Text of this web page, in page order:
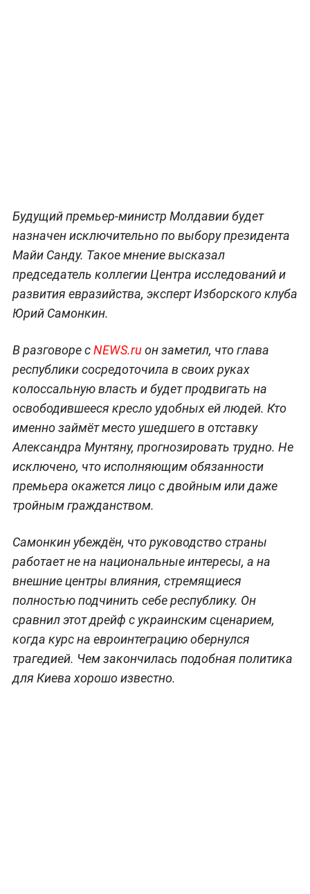
Будущий премьер-министр Молдавии будет
назначен исключительно по выбору президента
Майи Санду. Такое мнение высказал
председатель коллегии Центра исследований и
развития евразийства, эксперт Изборского клуба
Юрий Самонкин.
В разговоре сNEWS.ruон заметил, что глава
республики сосредоточила в своих руках
колоссальную власть и будет продвигать на
освободившееся кресло удобных ей людей. Кто
именно займёт место ушедшего в отставку
Александра Мунтяну, прогнозировать трудно. Не
исключено, что исполняющим обязанности
премьера окажется лицо с двойным или даже
тройным гражданством.
Самонкин убеждён, что руководство страны
работает не на национальные интересы, а на
внешние центры влияния, стремящиеся
полностью подчинить себе республику. Он
сравнил этот дрейф с украинским сценарием,
когда курс на евроинтеграцию обернулся
трагедией. Чем закончилась подобная политика
для Киева хорошо известно.